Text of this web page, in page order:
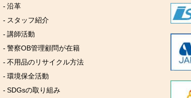
- 沿革
- スタッフ紹介
- 講師活動
- 警察OB管理顧問が在籍
- 不用品のリサイクル方法
- 環境保全活動
- SDGsの取り組み